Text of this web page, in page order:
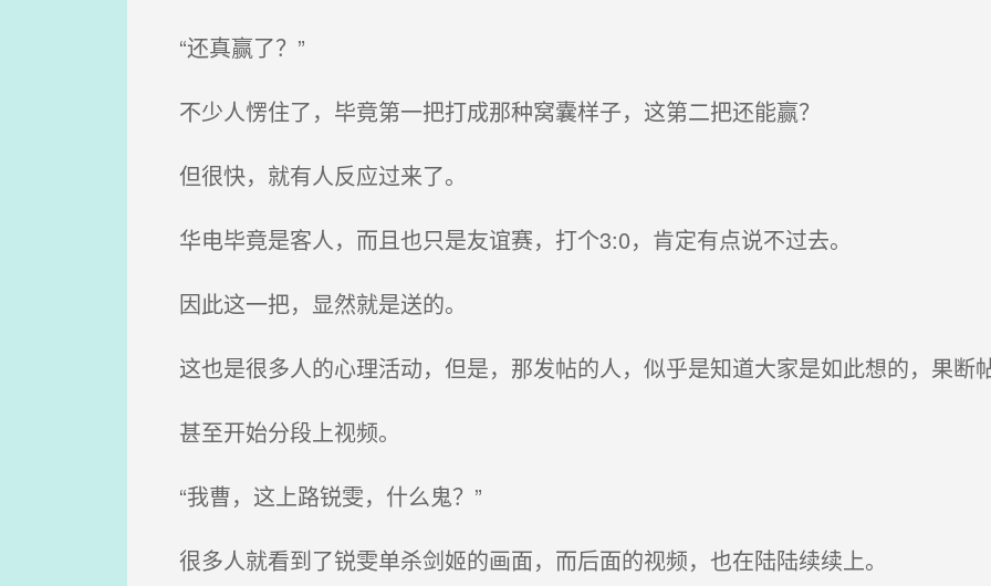
“还真赢了？”
不少人愣住了，毕竟第一把打成那种窝囊样子，这第二把还能赢？
但很快，就有人反应过来了。
华电毕竟是客人，而且也只是友谊赛，打个3:0，肯定有点说不过去。
因此这一把，显然就是送的。
这也是很多人的心理活动，但是，那发帖的人，似乎是知道大家是如此想的，果断
甚至开始分段上视频。
“我曹，这上路锐雯，什么鬼？”
很多人就看到了锐雯单杀剑姬的画面，而后面的视频，也在陆陆续续上。